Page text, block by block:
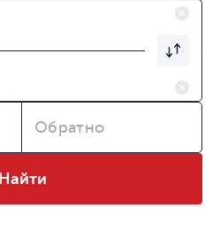
Обратно
Найти